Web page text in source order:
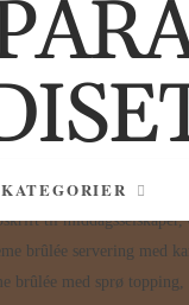
KATEGORIER